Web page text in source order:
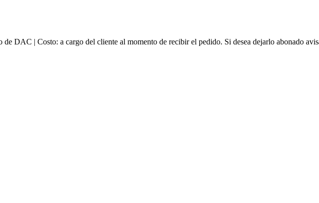
de DAC | Costo: a cargo del cliente al momento de recibir el pedido. Si desea dejarlo abonado